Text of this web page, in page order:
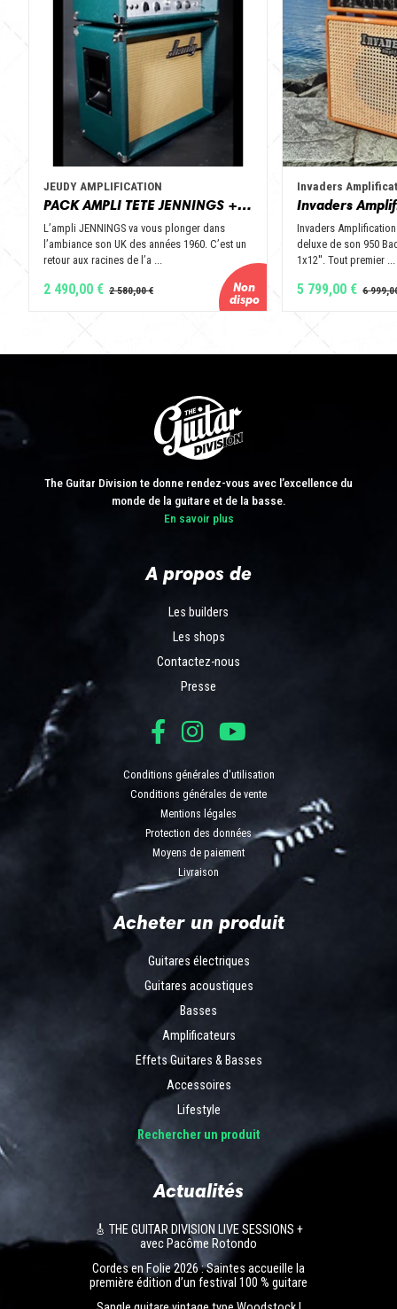
JEUDY AMPLIFICATION
PACK AMPLI TETE JENNINGS + BAFFLE 112 GOLD ALNICO OPEN BACK - JEUDY AMPLIFICATION
L’ampli JENNINGS va vous plonger dans
l’ambiance son UK des années 1960. C’est un
retour aux racines de l’a ...
2 490,00 €
Invaders
Invaders
deluxe de son 950
1x12''. Tout premier ...
5 799,00 €
The Guitar Division te donne rendez-vous avec l’excellence du
monde de la guitare et de la basse.
En savoir plus
A propos de
Les builders
Les shops
Contactez-nous
Presse
Conditions générales d'utilisation
Conditions générales de vente
Mentions légales
Protection des données
Moyens de paiement
Livraison
Acheter un produit
Guitares électriques
Guitares acoustiques
Basses
Amplificateurs
Effets Guitares & Basses
Accessoires
Lifestyle
Rechercher un produit
Actualités
🎸 THE GUITAR DIVISION LIVE SESSIONS +
avec Pacôme Rotondo
Cordes en Folie 2026 : Saintes accueille la
première édition d’un festival 100 % guitare